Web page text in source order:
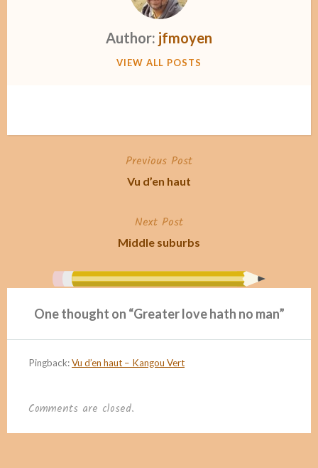
Author: jfmoyen
VIEW ALL POSTS
Previous Post
Vu d’en haut
Next Post
Middle suburbs
One thought on “Greater love hath no man”
Pingback:Vu d’en haut – Kangou Vert
Comments are closed.